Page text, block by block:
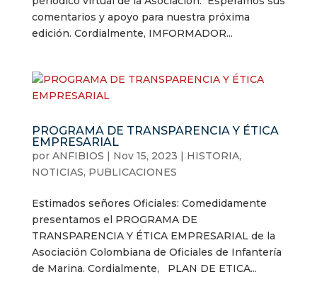
comentarios y apoyo para nuestra próxima
edición. Cordialmente, IMFORMADOR...
PROGRAMA DE TRANSPARENCIA Y ÉTICA
EMPRESARIAL
por ANFIBIOS | Nov 15, 2023 | HISTORIA,
NOTICIAS, PUBLICACIONES
Estimados señores Oficiales: Comedidamente
presentamos el PROGRAMA DE
TRANSPARENCIA Y ÉTICA EMPRESARIAL de la
Asociación Colombiana de Oficiales de Infantería
de Marina. Cordialmente, PLAN DE ETICA...